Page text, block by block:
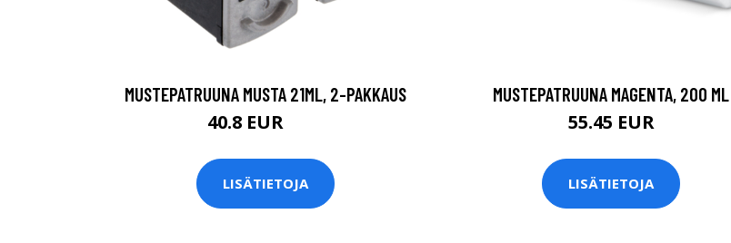
MUSTEPATRUUNA MUSTA 21ML, 2-PAKKAUS
40.8 EUR
LISÄTIETOJA
MUSTEPATRUUNA MAGENTA, 200 ML
55.45 EUR
LISÄTIETOJA